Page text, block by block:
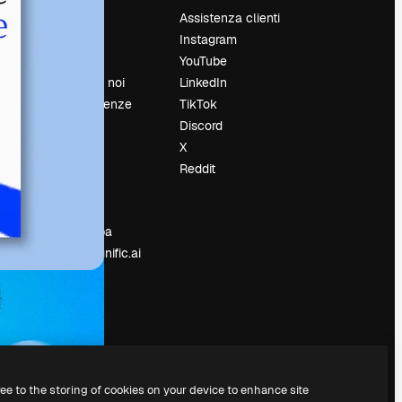
Lavora con noi
Cerca tendenze
Sala stampa
Cerchi magnific.ai
Assistenza clienti
Instagram
YouTube
LinkedIn
TikTok
Discord
X
Reddit
to the storing of cookies on your device to enhance site